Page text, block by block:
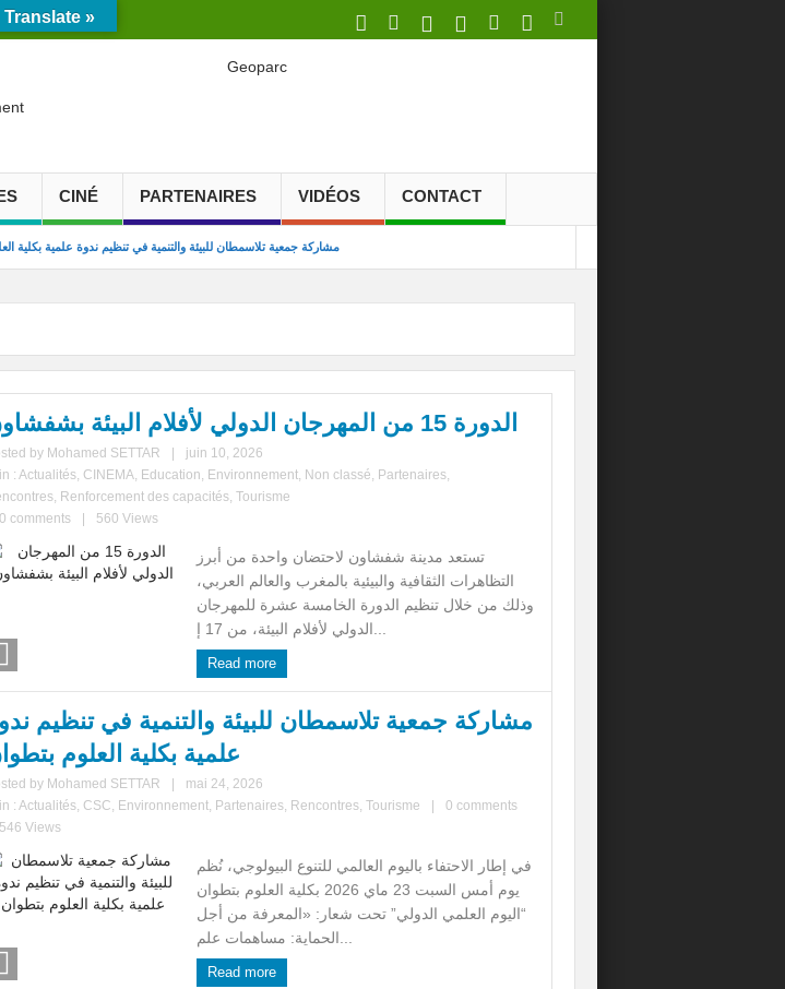
CINÉ PARTENAIRES VIDÉOS CONTACT
مشاركة جمعية تلاسمطان للبيئة والتنمية في تنظيم ندوة علمية بكلية
مشاركة جمعية
تنظيم دورة تكوينية لفائدة مجموعة من
حملة ترافع إحداث ستة (6) مسارات جيوسياحية على مستوى جيوبارك شفشاون
ورشات تكوينية حول فن الطبخ، لفائدة أصحاب المآوي السياحية والطلبة
الدورة 15 من المهرجان الدولي لأفلام البيئة بشفشاون
by Mohamed SETTAR
juin 10, 2026
in : Actualités, CINEMA, Education, Environnement, Non classé, Partenaires,
, Renforcement des capacités, Tourisme
0 comments 560 Views
تستعد مدينة شفشاون لاحتضان واحدة من أبرز
التظاهرات الثقافية والبيئية بالمغرب والعالم العربي،
وذلك من خلال تنظيم الدورة الخامسة عشرة للمهرجان
Read more
مشاركة جمعية تلاسمطان للبيئة والتنمية في تنظيم
علمية بكلية العلوم
by Mohamed SETTAR
mai 24, 2026
in : Actualités, CSC, Environnement, Partenaires, Rencontres, Tourisme
0 comments
546 Views
في إطار الاحتفاء باليوم العالمي للتنوع البيولوجي، نُظم
يوم أمس السبت 23 ماي 2026 بكلية العلوم بتطوان
“اليوم العلمي الدولي” تحت شعار: «المعرفة من أجل
Read more
Translate »